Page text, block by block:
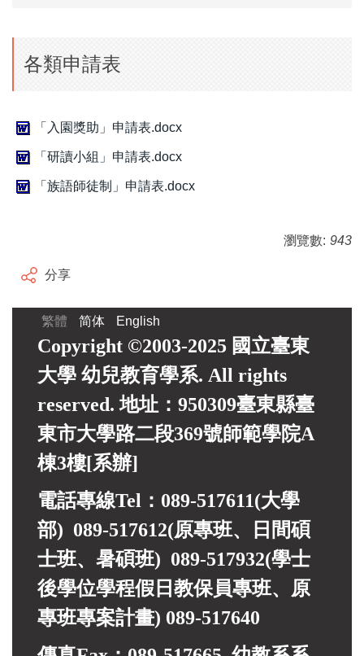
各類申請表
「入園獎助」申請表.docx
「研讀小組」申請表.docx
「族語師徒制」申請表.docx
瀏覽數: 943
分享
繁體 简体 English
Copyright ©2003-2025 國立臺東
大學 幼兒教育學系. All rights
reserved. 地址：950309臺東縣臺
東市大學路二段369號師範學院A
棟3樓[系辦]
電話專線Tel：089-517611(大學
部) 089-517612(原專班、日間碩
士班、暑碩班) 089-517932(學士
後學位學程假日教保員專班、 原
專班專案計畫) 089-517640